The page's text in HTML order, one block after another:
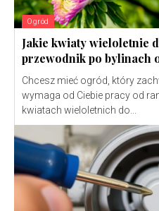
Ogród
Jakie kwiaty wieloletnie
przewodnik po bylinach
Chcesz mieć ogród, który
wymaga od Ciebie pracy od
kwiatach wieloletnich do...